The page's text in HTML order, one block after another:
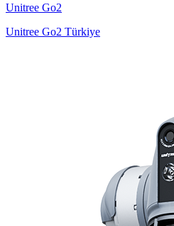
Unitree Go2
Unitree Go2 Türkiye